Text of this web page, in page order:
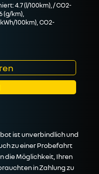
4.7 (l/100km), / CO2-
(g/km),
100km), CO2-
ist unverbindlich und
zu einer Probefahrt
die Möglichkeit, Ihren
in Zahlung zu